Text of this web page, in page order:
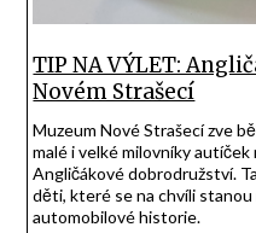
TIP NA VÝLET:
Novém Strašecí
Muzeum Nové Strašecí zve
malé i velké milovníky
Angličákové dobrodružství.
děti, které se na chvíli
automobilové historie.